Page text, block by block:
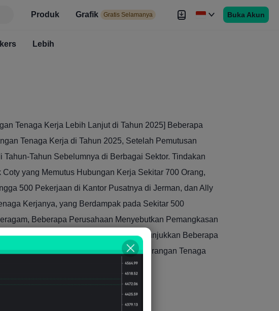
Produk Grafik Gratis Selamanya
Kontes
Buka Akun
Gratis Selamanya
Lebih
Tenaga Kerja Lebih Lanjut di Tahun 2025] Beberapa
Tenaga Kerja di Tahun 2025, Setelah Pemutusan
Tahun Sebelumnya di Berbagai Sektor. Tindakan
yang Memutus Hubungan Kerja Sekitar 700 Orang,
500 Pekerjaan di Kantor Pusatnya di Jerman, dan Ally
Kerjanya, yang Berdampak pada Sekitar 500
Beberapa Perusahaan Menyebutkan Pemangkasan
dan Survei Forum Ekonomi Dunia Menunjukkan Beberapa
Buatan Akan Menyebabkan Pengurangan Tenaga